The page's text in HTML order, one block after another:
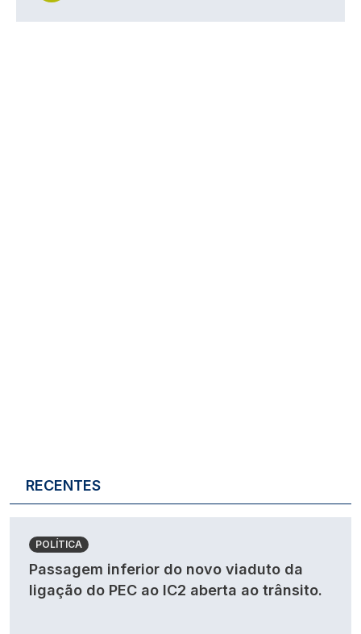
RECENTES
POLÍTICA
Passagem inferior do novo viaduto da
ligação do PEC ao IC2 aberta ao trânsito.